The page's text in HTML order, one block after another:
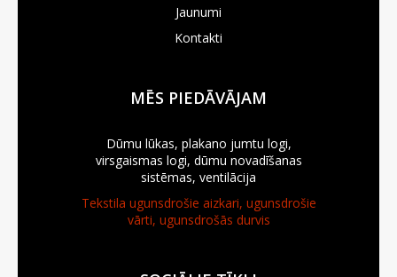
Jaunumi
Kontakti
MĒS PIEDĀVĀJAM
Dūmu lūkas, plakano jumtu logi,
virsgaismas logi, dūmu novadīšanas
sistēmas, ventilācija
Tekstila ugunsdrošie aizkari, ugunsdrošie
vārti, ugunsdrošās durvis